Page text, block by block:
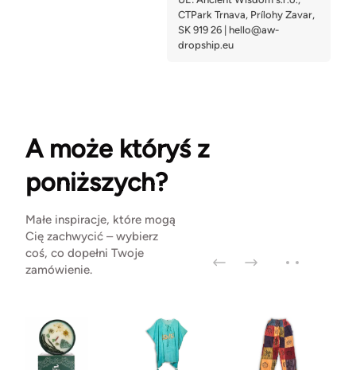
A może któryś z
poniższych?
Małe inspiracje, które mogą
Cię zachwycić – wybierz
coś, co dopełni Twoje
zamówienie.